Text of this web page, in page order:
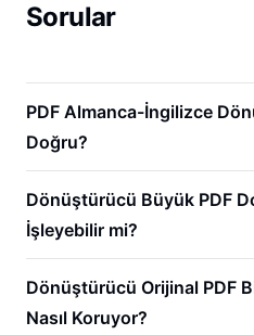
Sorular
PDF Almanca-İngilizce
Doğru?
Dönüştürücü Büyük PDF
İşleyebilir mi?
Dönüştürücü Orijinal PDF
Nasıl Koruyor?